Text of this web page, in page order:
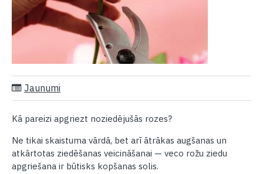
Jaunumi
Kā pareizi apgriezt noziedējušās rozes?
Ne tikai skaistuma vārdā, bet arī ātrākas augšanas un
atkārtotas ziedēšanas veicināšanai — veco rožu ziedu
apgriešana ir būtisks kopšanas solis.